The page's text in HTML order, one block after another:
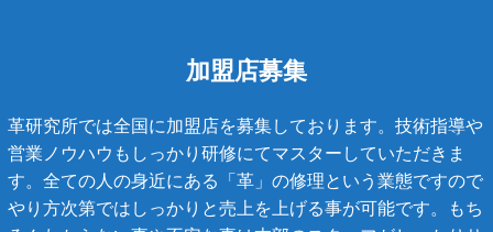
スコッチグレイン
ステラーズ
加盟店募集
革研究所では全国に加盟店を募集しております。技術指導や
営業ノウハウもしっかり研修にてマスターしていただきま
す。全ての人の身近にある「革」の修理という業態ですので
やり方次第ではしっかりと売上を上げる事が可能です。もち